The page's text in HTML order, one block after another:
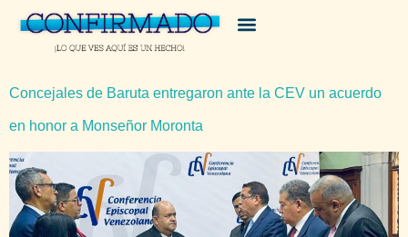
Concejales de Baruta entregaron ante la CEV un acuerdo
en honor a Monseñor Moronta